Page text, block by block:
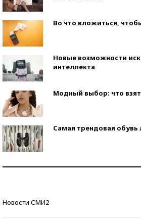
Во что вложиться,
Новые возможности
интеллекта
Модный выбор: что
Самая трендовая обувь
Новости СМИ2